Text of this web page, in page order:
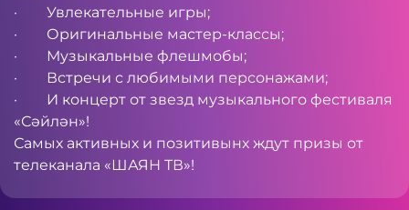
· Увлекательные игры;
· Оригинальные мастер-классы;
· Музыкальные флешмобы;
· Встречи с любимыми персонажами;
· И концерт от звезд музыкального фестиваля
«Сәйлән»!
Самых активных и позитивынх ждут призы от
телеканала «ШАЯН ТВ»!